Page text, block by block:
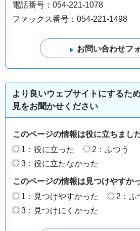
電話番号：054-221-1078
ファックス番号：054-221-1498
より良いウェブサイトにするた
見をお聞かせください
このページの情報は役に立ちまし
1：役に立った
2：ふつう
3：役に立たなかった
このページの情報は見つけやすか
1：見つけやすかった
2：ふ
3：見つけにくかった